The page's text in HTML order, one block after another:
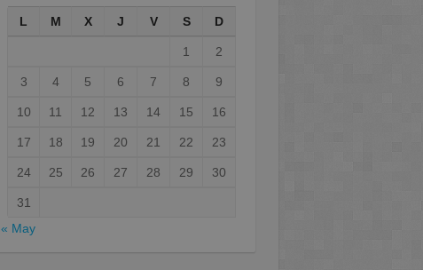
L M X J V S D
1 2
3 4 5 6 7 8 9
10 11 12 13 14 15 16
17 18 19 20 21 22 23
24 25 26 27 28 29 30
31
« May